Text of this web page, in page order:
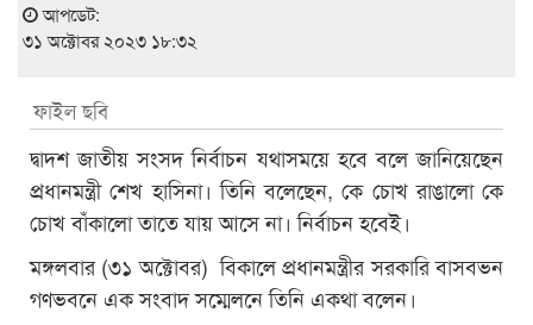
আপডেট:
৩১ অক্টোবর ২০২৩ ১৮:৩২
ফাইল ছবি
দ্বাদশ জাতীয় সংসদ নির্বাচন যথাসময়ে হবে বলে জানিয়েছেন
প্রধানমন্ত্রী শেখ হাসিনা। তিনি বলেছেন, কে চোখ রাঙালো কে
চোখ বাঁকালো তাতে যায় আসে না। নির্বাচন হবেই।
মঙ্গলবার (৩১ অক্টোবর) বিকালে প্রধানমন্ত্রীর সরকারি বাসবভন
গণভবনে এক সংবাদ সম্মেলনে তিনি একথা বলেন।